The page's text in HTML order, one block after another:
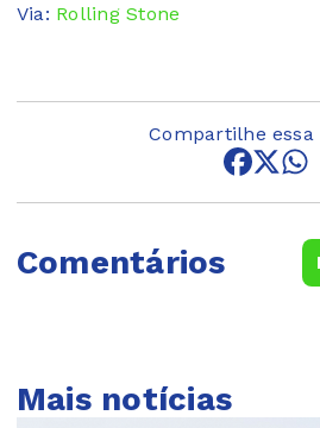
Via: Rolling Stone
Compartilhe
Comentários
Mais notícias